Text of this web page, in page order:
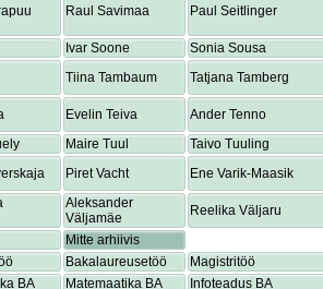
Raul Savimaa Paul Seitlinger
Ivar Soone
Sonia Sousa
Tiina Tambaum Tatjana Tamberg
Evelin Teiva
Ander Tenno
Maire Tuul
Taivo Tuuling
Piret Vacht
Ene Varik-Maasik
Aleksander
Väljamäe
Reelika Väljaru
Mitte arhiivis
Bakalaureusetöö
Magistritöö
BA Matemaatika BA
Infoteadus BA